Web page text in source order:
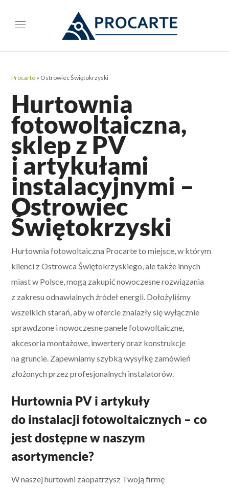
Procarte » Ostrowiec Świętokrzyski
Hurtownia
fotowoltaiczna,
sklep z PV
i artykułami
instalacyjnymi –
Ostrowiec
Świętokrzyski
Hurtownia fotowoltaiczna Procarte to miejsce, w którym
klienci z Ostrowca Świętokrzyskiego, ale także innych
miast w Polsce, mogą zakupić nowoczesne rozwiązania
z zakresu odnawialnych źródeł energii. Dołożyliśmy
wszelkich starań, aby w ofercie znalazły się wyłącznie
sprawdzone i nowoczesne panele fotowoltaiczne,
akcesoria montażowe, inwertery oraz konstrukcje
na gruncie. Zapewniamy szybką wysyłkę zamówień
złożonych przez profesjonalnych instalatorów.
Hurtownia PV i artykuły
do instalacji fotowoltaicznych – co
jest dostępne w naszym
asortymencie?
W naszej hurtowni zaopatrzysz Twoją firmę